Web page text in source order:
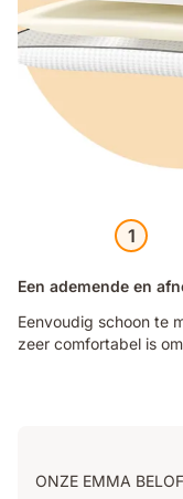
1
Een ademende en
Eenvoudig schoon te
zeer comfortabel is
ONZE EMMA